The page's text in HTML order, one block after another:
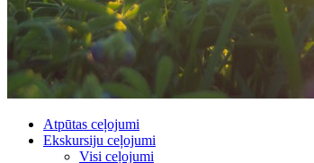
Atpūtas ceļojumi
Ekskursiju ceļojumi
Visi ceļojumi